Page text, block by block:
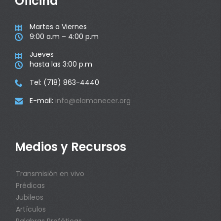
 Martes a Viernes
 9:00 a.m – 4:00 p.m
 Jueves
 hasta las 3:00 p.m
 Tel: (718) 863-4440
 E-mail: info@elamanecer.org
Medios y Recursos
Transmisión en vivo
Prédicas
Jubileos
Artículos